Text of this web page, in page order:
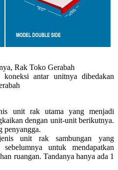
Rak Toko Gerabah
antar unitnya dibedakan
unit rak utama yang menjadi
dengan unit-unit berikutnya.
penyangga.
unit rak sambungan yang
untuk mendapatkan
ruangan. Tandanya hanya ada 1